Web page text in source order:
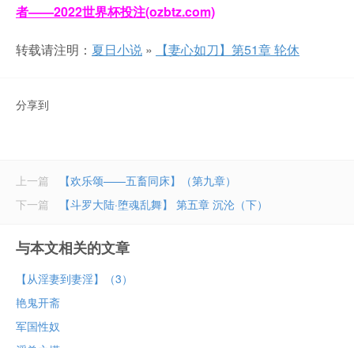
者——2022世界杯投注(ozbtz.com)
转载请注明： 夏日小说 » 【妻心如刀】第51章 轮休
分享到
上一篇
【欢乐颂——五畜同床】（第九章）
【斗罗大陆·堕魂乱舞】 第五章 沉沦（下）
下一篇
与本文相关的文章
【从淫妻到妻淫】（3）
艳鬼开斋
军国性奴